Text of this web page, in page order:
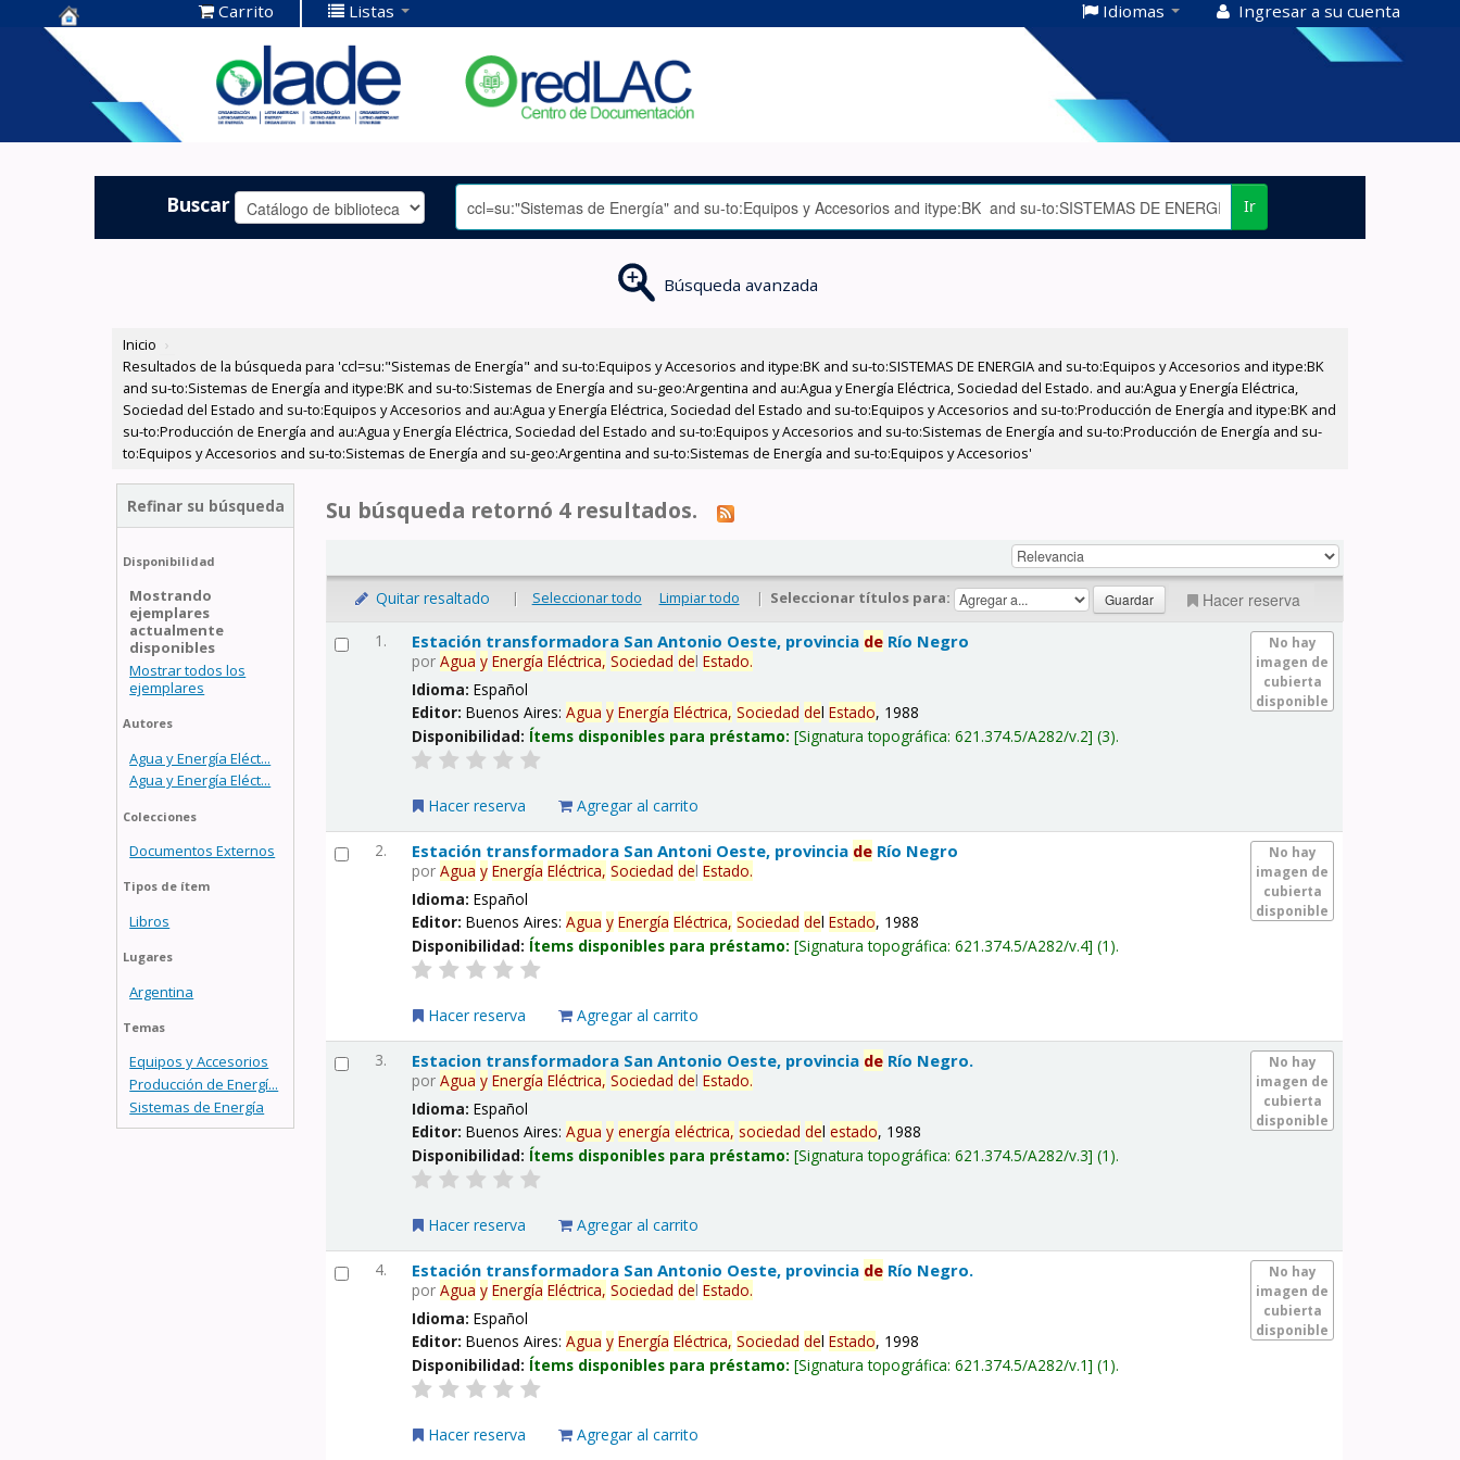
Centro de
Documentación
OLADE -
Carrito Listas Idiomas Ingresar a su cuenta
Buscar Ir
Búsqueda avanzada
Inicio ›
Resultados de la búsqueda para 'ccl=su:"Sistemas de Energía" and su-to:Equipos y Accesorios and itype:BK and su-to:SISTEMAS DE ENERGIA and su-to:Equipos y Accesorios and itype:BK
and su-to:Sistemas de Energía and itype:BK and su-to:Sistemas de Energía and su-geo:Argentina and au:Agua y Energía Eléctrica, Sociedad del Estado. and au:Agua y Energía Eléctrica,
Sociedad del Estado and su-to:Equipos y Accesorios and au:Agua y Energía Eléctrica, Sociedad del Estado and su-to:Equipos y Accesorios and su-to:Producción de Energía and itype:BK and
su-to:Producción de Energía and au:Agua y Energía Eléctrica, Sociedad del Estado and su-to:Equipos y Accesorios and su-to:Sistemas de Energía and su-to:Producción de Energía and su-
to:Equipos y Accesorios and su-to:Sistemas de Energía and su-geo:Argentina and su-to:Sistemas de Energía and su-to:Equipos y Accesorios'
Refinar su búsqueda
Disponibilidad
Mostrando
ejemplares
actualmente
disponibles
Mostrar todos los
ejemplares
Autores
Agua y Energía Eléct...
Agua y Energía Eléct...
Colecciones
Documentos Externos
Tipos de ítem
Libros
Lugares
Argentina
Temas
Equipos y Accesorios
Producción de Energí...
Sistemas de Energía
Su búsqueda retornó 4 resultados.
Quitar resaltado | Seleccionar todo Limpiar todo | Seleccionar títulos para: Hacer reserva
1.
No hay
imagen de
cubierta
disponible
Estación transformadora San Antonio Oeste, provincia de Río Negro
porAgua y Energía Eléctrica, Sociedad delEstado.
Idioma:Español
Editor:Buenos Aires:Agua y Energía Eléctrica, Sociedad delEstado, 1988
Disponibilidad: Ítems disponibles para préstamo: Signatura topográfica:621.374.5/A282/v.2 (3).
Hacer reserva Agregar al carrito
2.
No hay
imagen de
cubierta
disponible
Estación transformadora San Antoni Oeste, provincia de Río Negro
porAgua y Energía Eléctrica, Sociedad delEstado.
Idioma:Español
Editor:Buenos Aires:Agua y Energía Eléctrica, Sociedad delEstado, 1988
Disponibilidad: Ítems disponibles para préstamo: Signatura topográfica:621.374.5/A282/v.4 (1).
Hacer reserva Agregar al carrito
3.
No hay
imagen de
cubierta
disponible
Estacion transformadora San Antonio Oeste, provincia de Río Negro.
porAgua y Energía Eléctrica, Sociedad delEstado.
Idioma:Español
Editor:Buenos Aires:Agua y energía eléctrica, sociedad delestado, 1988
Disponibilidad: Ítems disponibles para préstamo: Signatura topográfica:621.374.5/A282/v.3 (1).
Hacer reserva Agregar al carrito
4.
No hay
imagen de
cubierta
disponible
Estación transformadora San Antonio Oeste, provincia de Río Negro.
porAgua y Energía Eléctrica, Sociedad delEstado.
Idioma:Español
Editor:Buenos Aires:Agua y Energía Eléctrica, Sociedad delEstado, 1998
Disponibilidad: Ítems disponibles para préstamo: Signatura topográfica:621.374.5/A282/v.1 (1).
Hacer reserva Agregar al carrito